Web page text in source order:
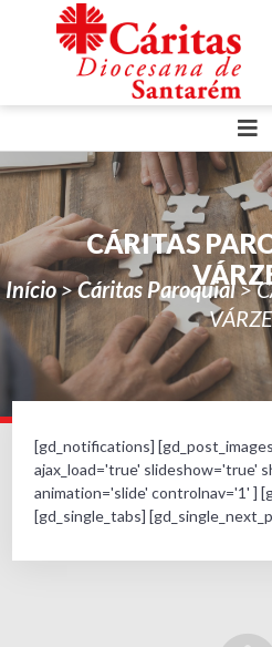
CÁRITAS
Início>Cáritas Paroquial>
[gd_notifications]
ajax_load='true' slideshow='true'
animation='slide' controlnav='1' ]
[gd_single_tabs]